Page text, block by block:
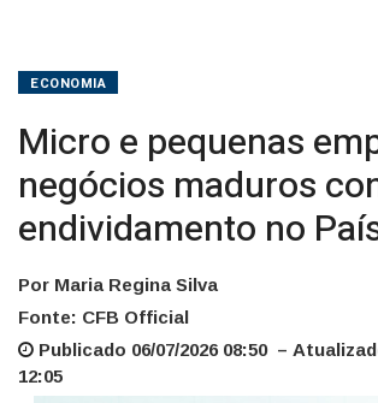
ECONOMIA
Micro e pequenas
negócios maduros
endividamento no
Por Maria Regina Silva
Fonte: CFB Official
Publicado 06/07/2026 08:50 –
12:05